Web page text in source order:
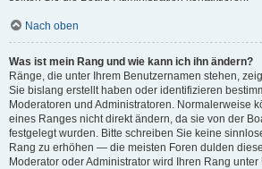
Nach oben
Was ist mein Rang und wie kann ich ihn ändern?
Ränge, die unter Ihrem Benutzernamen stehen,
Sie bislang erstellt haben oder identifizieren
Moderatoren und Administratoren. Normalerweise
eines Ranges nicht direkt ändern, da sie von der
festgelegt wurden. Bitte schreiben Sie keine
Rang zu erhöhen — die meisten Foren dulden
Moderator oder Administrator wird Ihren Rang